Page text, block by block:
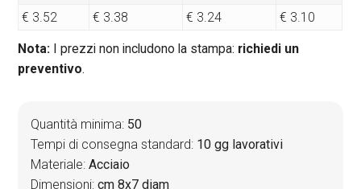
€ 3.52
€ 3.38 € 3.24 € 3.10
Nota: I prezzi non includono la stampa: richiedi un
preventivo.
Quantità minima: 50
Tempi di consegna standard: 10 gg lavorativi
Materiale:Acciaio
Dimensioni:cm 8x7 diam